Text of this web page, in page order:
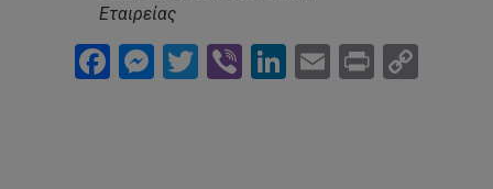
Εταιρείας
Facebook
Messenger
Twitter
ViberLinkedIn
Email
Print